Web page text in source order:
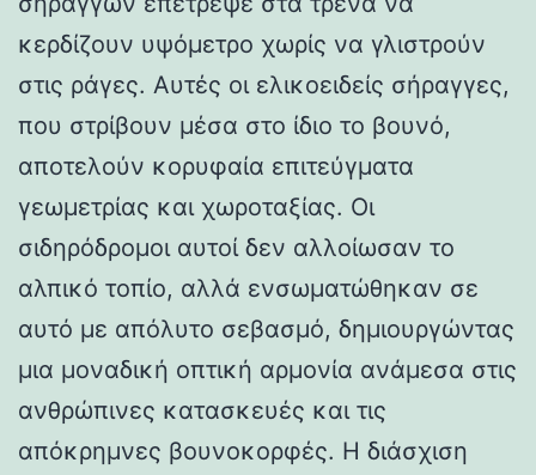
κερδίζουν υψόμετρο χωρίς να γλιστρούν
στις ράγες. Αυτές οι ελικοειδείς σήραγγες,
που στρίβουν μέσα στο ίδιο το βουνό,
αποτελούν κορυφαία επιτεύγματα
γεωμετρίας και χωροταξίας. Οι
σιδηρόδρομοι αυτοί δεν αλλοίωσαν το
αλπικό τοπίο, αλλά ενσωματώθηκαν σε
αυτό με απόλυτο σεβασμό, δημιουργώντας
μια μοναδική οπτική αρμονία ανάμεσα στις
ανθρώπινες κατασκευές και τις
απόκρημνες βουνοκορφές. Η διάσχιση